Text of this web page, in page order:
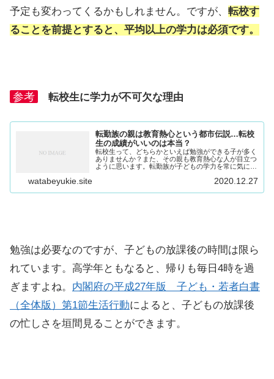
予定も変わってくるかもしれません。ですが、 転校す
ることを前提とすると、平均以上の学力は必須です。
参考 転校生に学力が不可欠な理由
転勤族の親は教育熱心という都市伝説…転校
生の成績がいいのは本当？
転校生って、どちらかといえば勉強ができる子が多く
ありませんか？また、その親も教育熱心な人が目立つ
ように思います。転勤族が子どもの学力を常に気にか
か分からない転勤族ならではの事情があったのです。
watabeyukie.site 2020.12.27
勉強は必要なのですが、子どもの放課後の時間は限ら
れています。高学年ともなると、帰りも毎日4時を過
ぎますよね。 内閣府の平成27年版 子ども・若者白書
（全体版）第1節生活行動によると、子どもの放課後
の忙しさを垣間見ることができます。